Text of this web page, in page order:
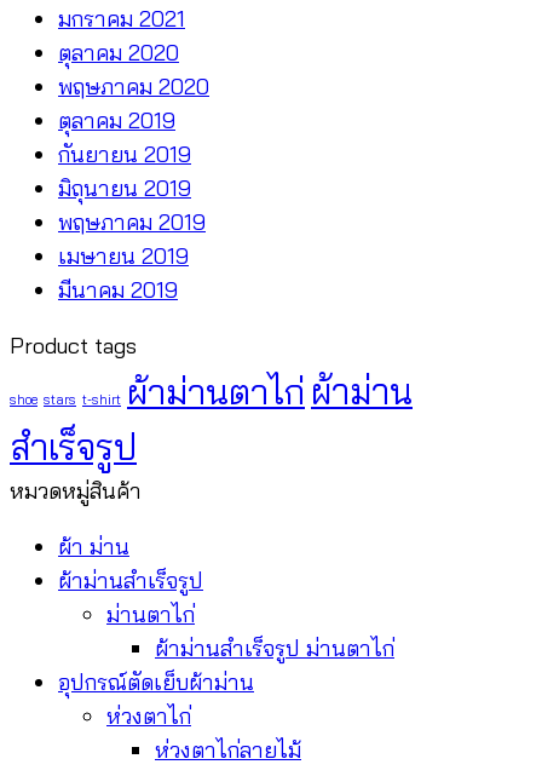
มกราคม 2021
ตุลาคม 2020
พฤษภาคม 2020
ตุลาคม 2019
กันยายน 2019
มิถุนายน 2019
พฤษภาคม 2019
เมษายน 2019
มีนาคม 2019
Product tags
shoe stars t-shirt ผ้าม่านตาไก่ ผ้าม่าน
สำเร็จรูป
หมวดหมู่สินค้า
ผ้า ม่าน
ผ้าม่านสำเร็จรูป
ม่านตาไก่
ผ้าม่านสำเร็จรูป ม่านตาไก่
อุปกรณ์ตัดเย็บผ้าม่าน
ห่วงตาไก่
ห่วงตาไก่ลายไม้